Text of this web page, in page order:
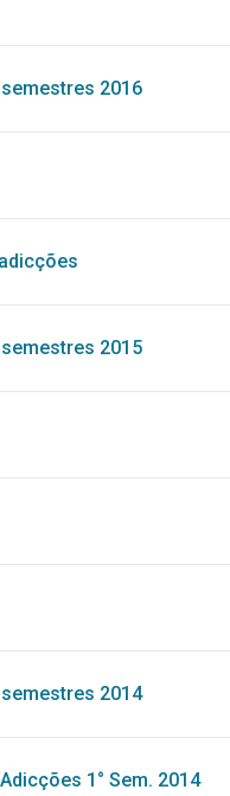
2016
2015
2014
1° Sem. 2014